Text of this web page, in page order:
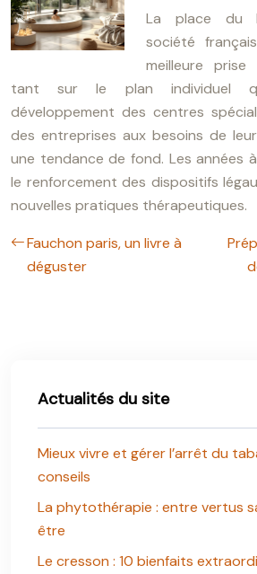
La place du
société
meilleure
tant sur le plan individuel
développement des centres
des entreprises aux besoins de
une tendance de fond. Les années
le renforcement des dispositifs
nouvelles pratiques thérapeutiques.
Fauchon paris, un livre à
déguster
Actualités du site
Mieux vivre et gérer l’arrêt du
conseils
La phytothérapie : entre vertus
être
Le cresson : 10 bienfaits